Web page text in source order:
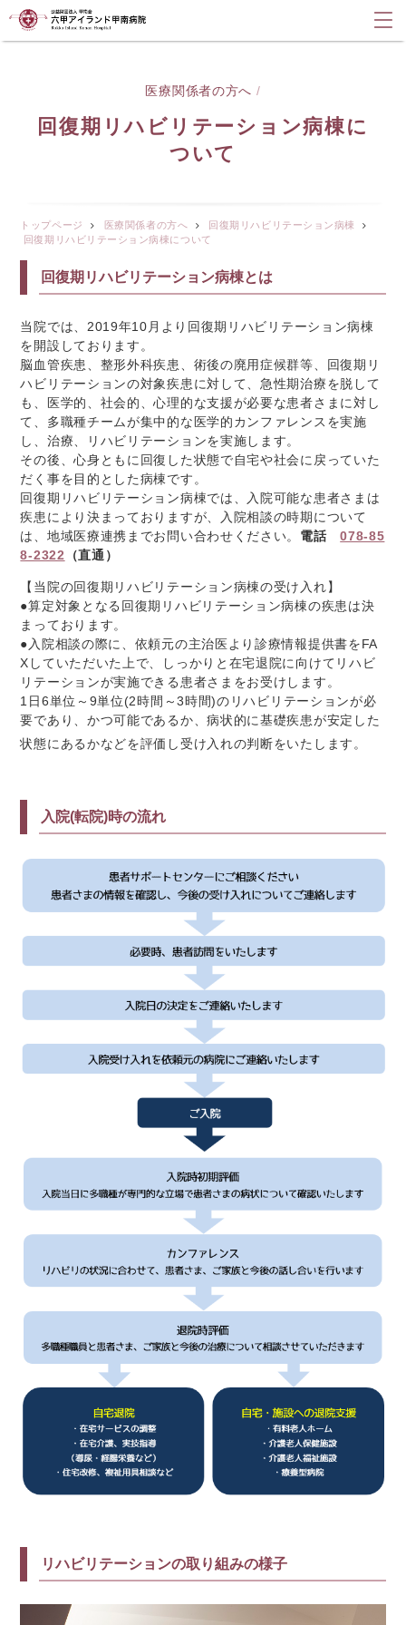
医療関係者の方へ /
回復期リハビリテーション病棟に
ついて
トップページ 医療関係者の方へ
回復期リハビリテーション病棟
回復期リハビリテーション病棟について
回復期リハビリテーション病棟とは
当院では、2019年10月より回復期リハビリテーション病棟
を開設しております。
脳血管疾患、整形外科疾患、術後の廃用症候群等、回復期リ
ハビリテーションの対象疾患に対して、急性期治療を脱して
も、医学的、社会的、心理的な支援が必要な患者さまに対し
て、多職種チームが集中的な医学的カンファレンスを実施
し、治療、リハビリテーションを実施します。
その後、心身ともに回復した状態で自宅や社会に戻っていた
だく事を目的とした病棟です。
回復期リハビリテーション病棟では、入院可能な患者さまは
疾患により決まっておりますが、入院相談の時期について
は、地域医療連携までお問い合わせください。 電話078-85
8-2322
（直通）
【当院の回復期リハビリテーション病棟の受け入れ】
●算定対象となる回復期リハビリテーション病棟の疾患は決
まっております。
●入院相談の際に、依頼元の主治医より診療情報提供書をFA
Xしていただいた上で、しっかりと在宅退院に向けてリハビ
リテーションが実施できる患者さまをお受けします。
1日6単位～9単位(2時間～3時間)のリハビリテーションが必
要であり、かつ可能であるか、病状的に基礎疾患が安定した
状態にあるかなどを評価し受け入れの判断をいたします。
入院(転院)時の流れ
リハビリテーションの取り組みの様子